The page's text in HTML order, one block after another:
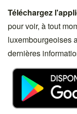
Téléchargez
pour voir, à tout
luxembourgeoises
dernières